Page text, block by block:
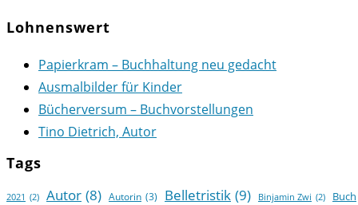
Lohnenswert
Papierkram – Buchhaltung neu gedacht
Ausmalbilder für Kinder
Bücherversum – Buchvorstellungen
Tino Dietrich, Autor
Tags
2021 (2) Autor (8) Autorin (3) Belletristik (9) Binjamin Zwi (2) Buch